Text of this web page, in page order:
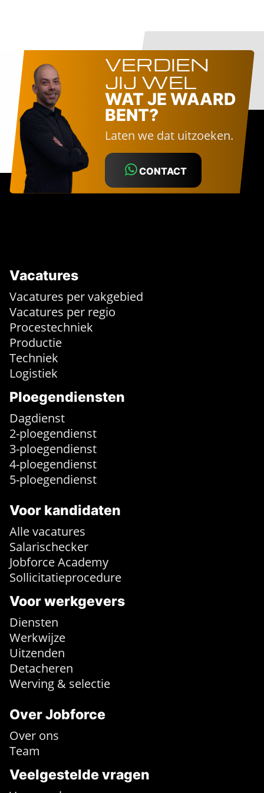
VERDIEN
JIJ WEL
WAT JE WAARD
BENT?
Laten we dat uitzoeken.
CONTACT
Vacatures
Vacatures per vakgebied
Vacatures per regio
Procestechniek
Productie
Techniek
Logistiek
Ploegendiensten
Dagdienst
2-ploegendienst
3-ploegendienst
4-ploegendienst
5-ploegendienst
Voor kandidaten
Alle vacatures
Salarischecker
Jobforce Academy
Sollicitatieprocedure
Voor werkgevers
Diensten
Werkwijze
Uitzenden
Detacheren
Werving & selectie
Over Jobforce
Over ons
Team
Veelgestelde vragen